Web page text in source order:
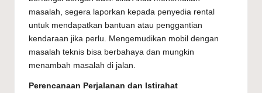
masalah, segera laporkan kepada penyedia rental
untuk mendapatkan bantuan atau penggantian
kendaraan jika perlu. Mengemudikan mobil dengan
masalah teknis bisa berbahaya dan mungkin
menambah masalah di jalan.
Perencanaan Perjalanan dan Istirahat